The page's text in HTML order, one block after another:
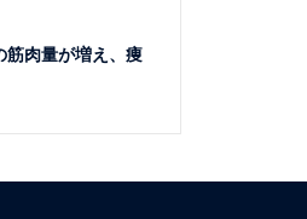
筋肉量が増え、痩